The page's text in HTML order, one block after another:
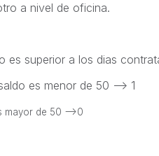
a nivel de oficina.
superior a los dias
es menor de 50 --> 1
mayor de 50 -->0